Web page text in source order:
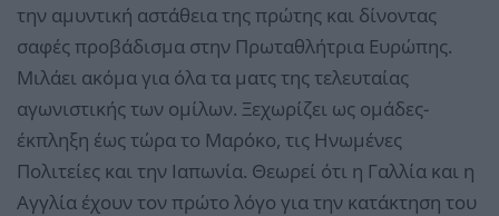
την αμυντική αστάθεια της πρώτης και δίνοντας
σαφές προβάδισμα στην Πρωταθλήτρια Ευρώπης.
Μιλάει ακόμα για όλα τα ματς της τελευταίας
αγωνιστικής των ομίλων. Ξεχωρίζει ως ομάδες-
έκπληξη έως τώρα το Μαρόκο, τις Ηνωμένες
Πολιτείες και την Ιαπωνία. Θεωρεί ότι η Γαλλία και η
Αγγλία έχουν τον πρώτο λόγο για την κατάκτηση του